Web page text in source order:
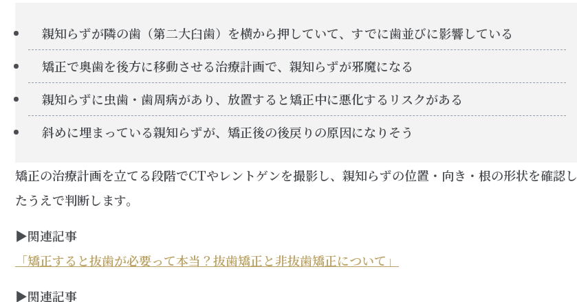
親知らずが隣の歯（第二大臼歯）を横から押していて、すでに歯並びに影響している
矯正で奥歯を後方に移動させる治療計画で、親知らずが邪魔になる
親知らずに虫歯・歯周病があり、放置すると矯正中に悪化するリスクがある
斜めに埋まっている親知らずが、矯正後の後戻りの原因になりそう
矯正の治療計画を立てる段階でCTやレントゲンを撮影し、親知らずの位置・向き・根の形状を確認し
たうえで判断します。
▶︎関連記事
「矯正すると抜歯が必要って本当？抜歯矯正と非抜歯矯正について」
▶︎関連記事